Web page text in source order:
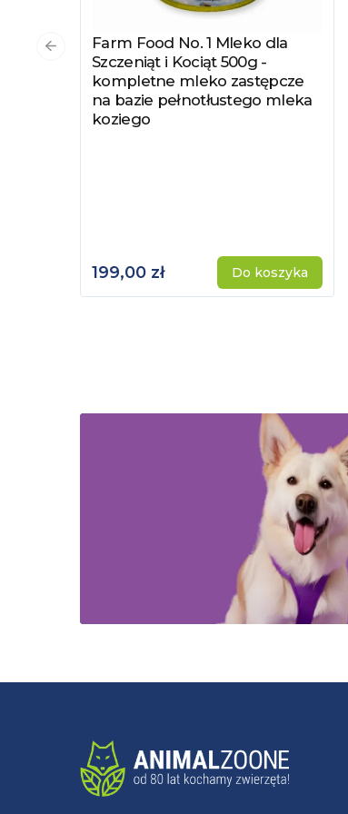
Zobacz produkt
Farm Food No. 1 Mleko dla
Szczeniąt i Kociąt 500g -
kompletne mleko zastępcze
na bazie pełnotłustego mleka
koziego
199,00 zł Do koszyka
Poprzedni slajd